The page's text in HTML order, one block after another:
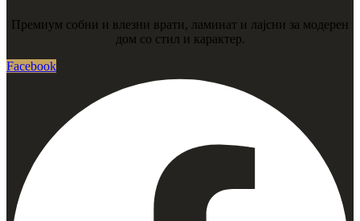
Премиум собни и влезни врати, ламинат и лајсни за модерен
дом со стил и карактер.
Facebook